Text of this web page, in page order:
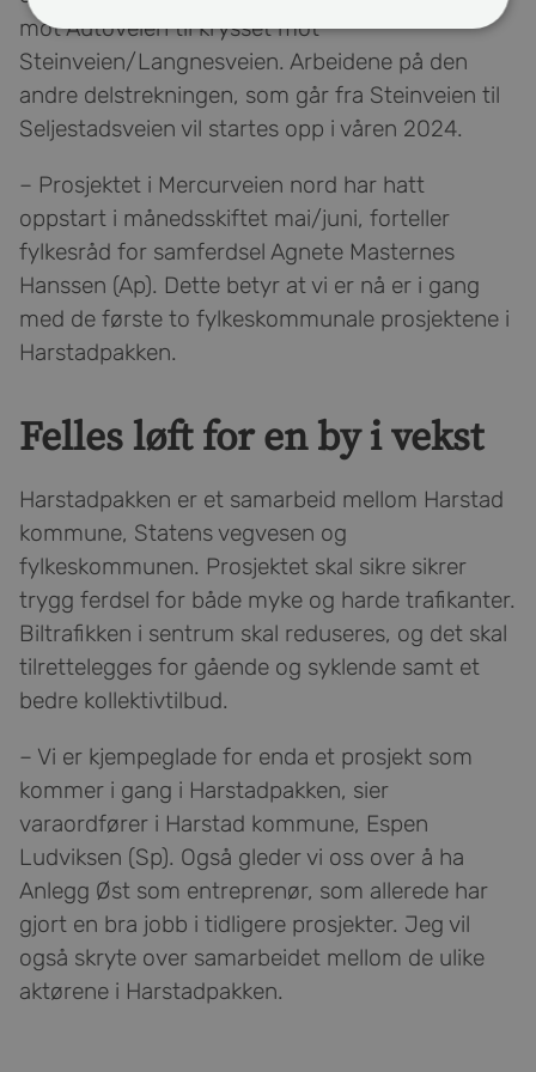
mot Autoveien til krysset mot
Steinveien/Langnesveien. Arbeidene på den
andre delstrekningen, som går fra Steinveien til
Seljestadsveien vil startes opp i våren 2024.
– Prosjektet i Mercurveien nord har hatt
oppstart i månedsskiftet mai/juni, forteller
fylkesråd for samferdsel Agnete Masternes
Hanssen (Ap). Dette betyr at vi er nå er i gang
med de første to fylkeskommunale prosjektene i
Harstadpakken.
Felles løft for en by i vekst
Harstadpakken er et samarbeid mellom Harstad
kommune, Statens vegvesen og
fylkeskommunen. Prosjektet skal sikre sikrer
trygg ferdsel for både myke og harde trafikanter.
Biltrafikken i sentrum skal reduseres, og det skal
tilrettelegges for gående og syklende samt et
bedre kollektivtilbud.
– Vi er kjempeglade for enda et prosjekt som
kommer i gang i Harstadpakken, sier
varaordfører i Harstad kommune, Espen
Ludviksen (Sp). Også gleder vi oss over å ha
Anlegg Øst som entreprenør, som allerede har
gjort en bra jobb i tidligere prosjekter. Jeg vil
også skryte over samarbeidet mellom de ulike
aktørene i Harstadpakken.